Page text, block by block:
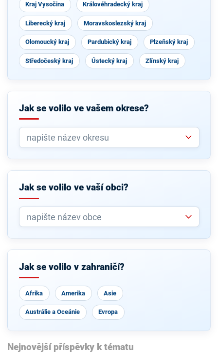
Kraj Vysočina Královéhradecký kraj
Liberecký kraj Moravskoslezský kraj
Olomoucký kraj Pardubický kraj Plzeňský kraj
Středočeský kraj Ústecký kraj Zlínský kraj
Jak se volilo ve vašem okrese?
Jak se volilo ve vaší obci?
Jak se volilo v zahraničí?
Afrika Amerika Asie
Austrálie a Oceánie Evropa
Nejnovější příspěvky k tématu